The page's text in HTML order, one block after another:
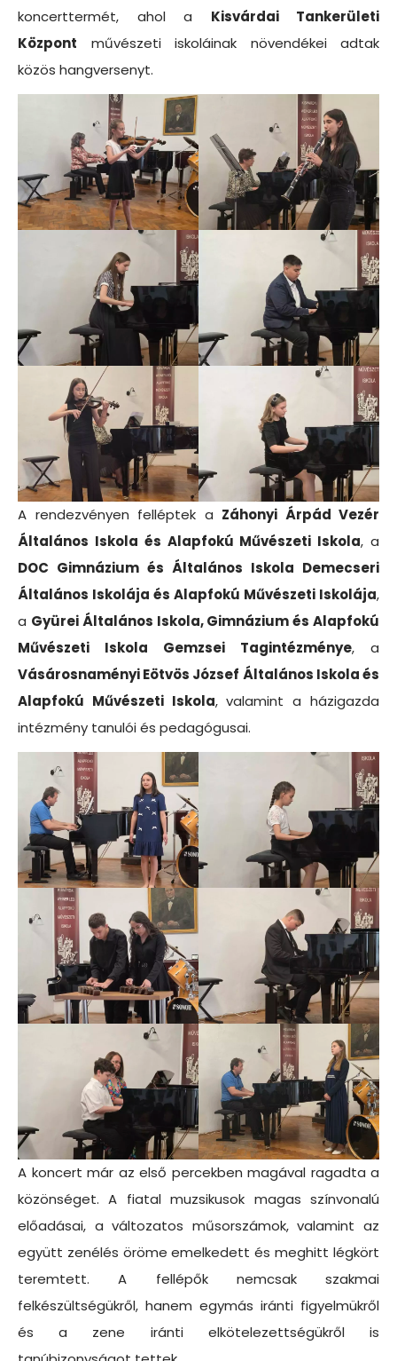
koncerttermét, ahol a Kisvárdai Tankerületi
Központ művészeti iskoláinak növendékei adtak
közös hangversenyt.
A rendezvényen felléptek a Záhonyi Árpád Vezér
Általános Iskola és Alapfokú Művészeti Iskola, a
DOC Gimnázium és Általános Iskola Demecseri
Általános Iskolája és Alapfokú Művészeti Iskolája,
a Gyürei Általános Iskola, Gimnázium és Alapfokú
Művészeti Iskola Gemzsei Tagintézménye, a
Vásárosnaményi Eötvös József Általános Iskola és
Alapfokú Művészeti Iskola, valamint a házigazda
intézmény tanulói és pedagógusai.
A koncert már az első percekben magával ragadta a
közönséget. A fiatal muzsikusok magas színvonalú
előadásai, a változatos műsorszámok, valamint az
együtt zenélés öröme emelkedett és meghitt légkört
teremtett. A fellépők nemcsak szakmai
felkészültségükről, hanem egymás iránti figyelmükről
és a zene iránti elkötelezettségükről is